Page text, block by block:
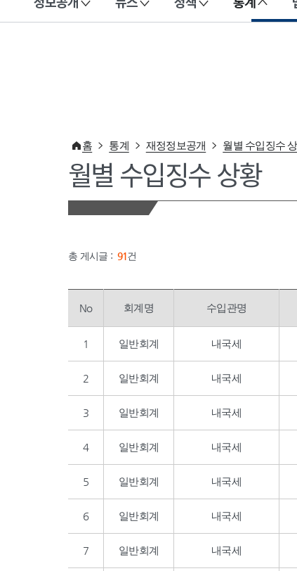
이 누리집은 대한민국 공식 전자정부 누리집입니다.
홈 통계 재정정보공개 월별 수입징수
월별 수입징수 상황
총 게시글 : 91건
No 회계명 수입관명
1 일반회계 내국세
2 일반회계 내국세
3 일반회계 내국세
4 일반회계 내국세
5 일반회계 내국세
6 일반회계 내국세
7 일반회계 내국세